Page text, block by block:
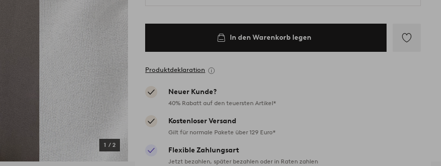
1 / 2
In den Warenkorb legen
Produktdeklaration
Neuer Kunde?
40% Rabatt auf den teuersten Artikel*
Kostenloser Versand
Gilt für normale Pakete über 129 Euro*
Flexible Zahlungsart
Jetzt bezahlen, später bezahlen oder in Raten zahlen